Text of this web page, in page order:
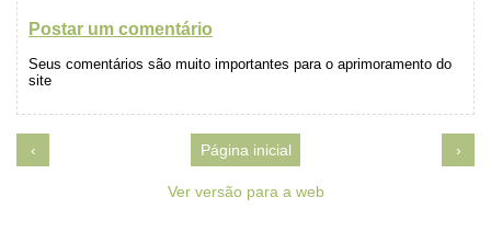
Postar um comentário
Seus comentários são muito importantes para o aprimoramento do
site
‹ ›
Página inicial
Ver versão para a web